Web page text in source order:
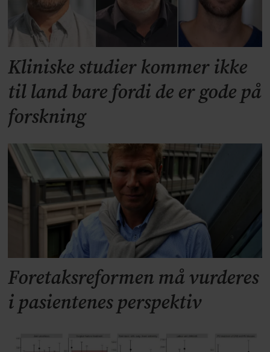
Kliniske studier kommer ikke
til land bare fordi de er gode på
forskning
Foretaksreformen må vurderes
i pasientenes perspektiv